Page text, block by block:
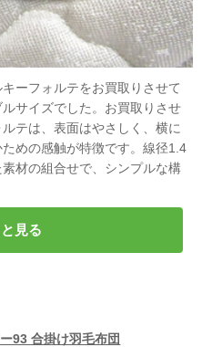
ーフォルテをお買取りさせて
サイズでした。お買取りさせ
テは、表面はやさしく、横に
めの感触が特徴です。線径1.4
材の組合せで、シンプルな構
見る
93 合掛け羽毛布団